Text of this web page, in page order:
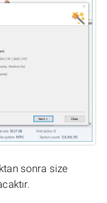
sonra size